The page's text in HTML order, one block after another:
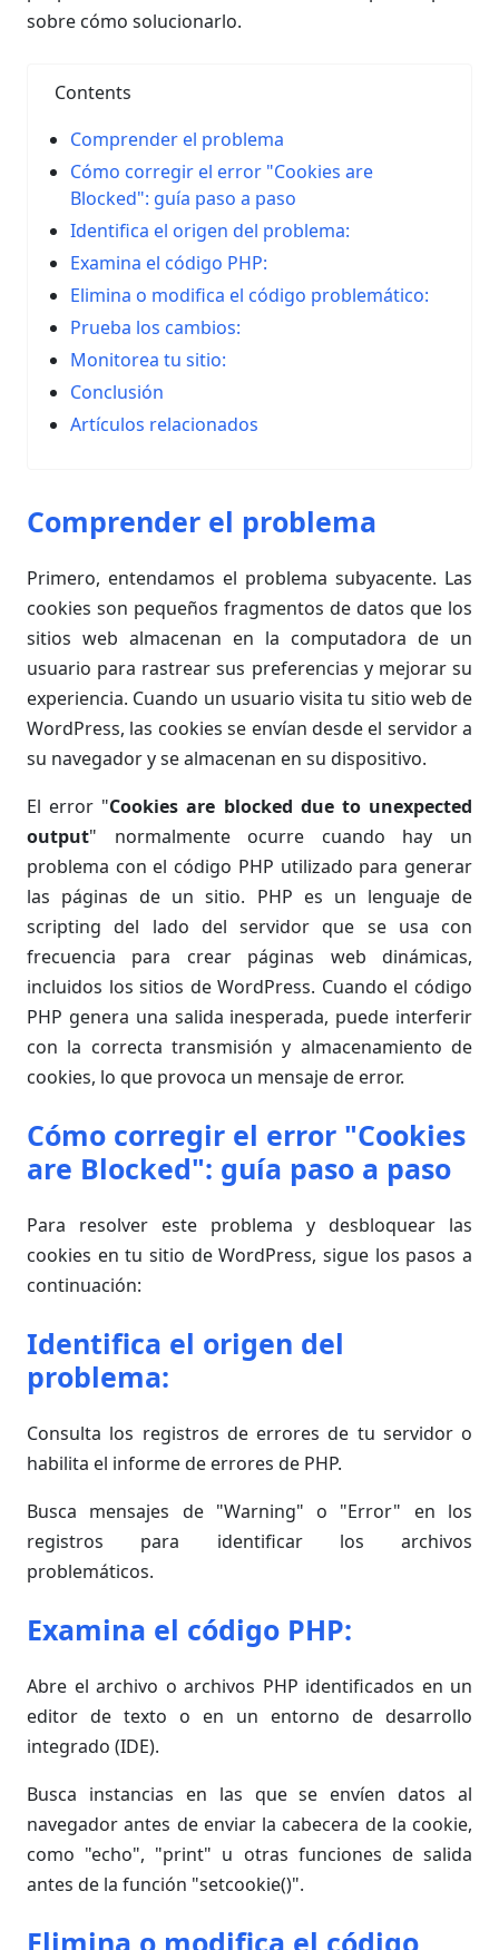
sobre cómo solucionarlo.
Contents
Comprender el problema
Cómo corregir el error "Cookies are
Blocked": guía paso a paso
Identifica el origen del problema:
Examina el código PHP:
Elimina o modifica el código problemático:
Prueba los cambios:
Monitorea tu sitio:
Conclusión
Artículos relacionados
Comprender el problema
Primero, entendamos el problema subyacente. Las
cookies son pequeños fragmentos de datos que los
sitios web almacenan en la computadora de un
usuario para rastrear sus preferencias y mejorar su
experiencia. Cuando un usuario visita tu sitio web de
WordPress, las cookies se envían desde el servidor a
su navegador y se almacenan en su dispositivo.
El error "Cookies are blocked due to unexpected
output" normalmente ocurre cuando hay un
problema con el código PHP utilizado para generar
las páginas de un sitio. PHP es un lenguaje de
scripting del lado del servidor que se usa con
frecuencia para crear páginas web dinámicas,
incluidos los sitios de WordPress. Cuando el código
PHP genera una salida inesperada, puede interferir
con la correcta transmisión y almacenamiento de
cookies, lo que provoca un mensaje de error.
Cómo corregir el error "Cookies
are Blocked": guía paso a paso
Para resolver este problema y desbloquear las
cookies en tu sitio de WordPress, sigue los pasos a
continuación:
Identifica el origen del
problema:
Consulta los registros de errores de tu servidor o
habilita el informe de errores de PHP.
Busca mensajes de "Warning" o "Error" en los
registros para identificar los archivos
problemáticos.
Examina el código PHP:
Abre el archivo o archivos PHP identificados en un
editor de texto o en un entorno de desarrollo
integrado (IDE).
Busca instancias en las que se envíen datos al
navegador antes de enviar la cabecera de la cookie,
como "echo", "print" u otras funciones de salida
antes de la función "setcookie()".
Elimina o modifica el código